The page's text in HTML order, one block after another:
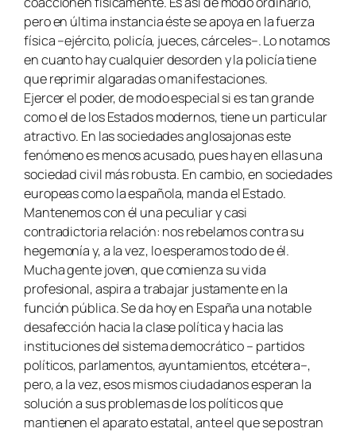
pero en última instancia éste se apoya en la fuerza
física –ejército, policía, jueces, cárceles–. Lo notamos
en cuanto hay cualquier desorden y la policía tiene
que reprimir algaradas o manifestaciones.
Ejercer el poder, de modo especial si es tan grande
como el de los Estados modernos, tiene un particular
atractivo. En las sociedades anglosajonas este
fenómeno es menos acusado, pues hay en ellas una
sociedad civil más robusta. En cambio, en sociedades
europeas como la española, manda el Estado.
Mantenemos con él una peculiar y casi
contradictoria relación: nos rebelamos contra su
hegemonía y, a la vez, lo esperamos todo de él.
Mucha gente joven, que comienza su vida
profesional, aspira a trabajar justamente en la
función pública. Se da hoy en España una notable
desafección hacia la clase política y hacia las
instituciones del sistema democrático – partidos
políticos, parlamentos, ayuntamientos, etcétera–,
pero, a la vez, esos mismos ciudadanos esperan la
solución a sus problemas de los políticos que
mantienen el aparato estatal, ante el que se postran